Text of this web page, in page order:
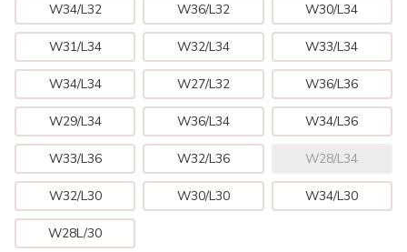
W34/L32 W36/L32 W30/L34
W31/L34 W32/L34 W33/L34
W34/L34 W27/L32 W36/L36
W29/L34 W36/L34 W34/L36
W33/L36 W32/L36 W28/L34
W32/L30 W30/L30 W34/L30
W28L/30